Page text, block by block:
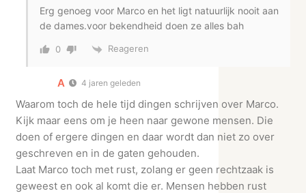
Erg genoeg voor Marco en het ligt natuurlijk nooit aan
de dames.voor bekendheid doen ze alles bah
0 Reageren
A 4 jaren geleden
Waarom toch de hele tijd dingen schrijven over Marco.
Kijk maar eens om je heen naar gewone mensen. Die
doen of ergere dingen en daar wordt dan niet zo over
geschreven en in de gaten gehouden.
Laat Marco toch met rust, zolang er geen rechtzaak is
geweest en ook al komt die er. Mensen hebben rust